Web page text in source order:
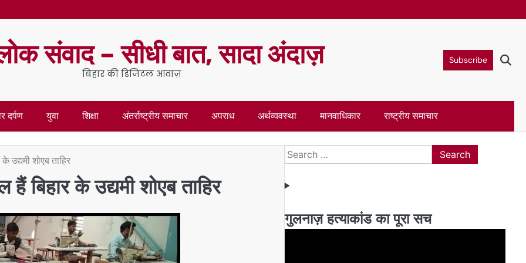
संवाद – सीधी बात, सादा अंदाज़
बिहार की डिजिटल आवाज़
Subscribe
दर्पण युवा शिक्षा अंतर्राष्ट्रीय समाचार अपराध अर्थव्यवस्था मानवाधिकार राष्ट्रीय समाचार
उद्यमी शोएब ताहिर
बिहार के उद्यमी शोएब ताहिर
Search
for:
गुलनाज़ हत्याकांड का पूरा सच